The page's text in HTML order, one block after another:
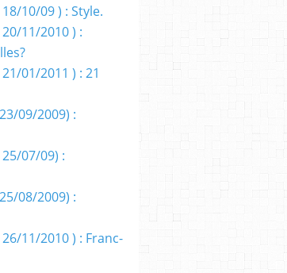
10/09 ) : Style.
11/2010 ) :
01/2011 ) : 21
09/2009) :
07/09) :
08/2009) :
11/2010 ) : Franc-